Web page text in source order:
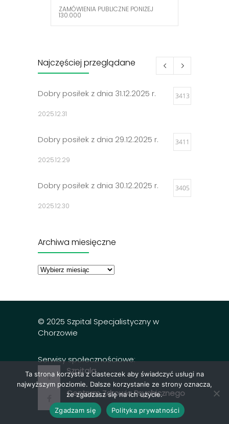
ZAMÓWIENIA PUBLICZNE PONIŻEJ
130.000
Najczęściej przeglądane
Dobry posiłek z dnia 31.12.2025 r. 3413
2025.12.31
Dobry posiłek z dnia 29.12.2025 r. 3411
2025.12.29
Dobry posiłek z dnia 30.12.2025 r. 3405
2025.12.30
2024.12.27
Dobry posiłek z dnia 23.12.2025 r.
Archiwa miesięczne
miesięczne
© 2025 Szpital Specjalistyczny w
Chorzowie
Serwisy społecznościowe:
Szpitala
Centrum Zdrowia Psychicznego
Ta strona korzysta z ciasteczek aby świadczyć usługi na
najwyższym poziomie. Dalsze korzystanie ze strony oznacza,
że zgadzasz się na ich użycie.
Zgadzam się
Polityka prywatności